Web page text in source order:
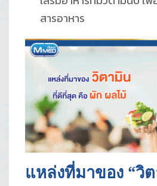
สารอาหาร
แหล่งที่มาของ “วิ